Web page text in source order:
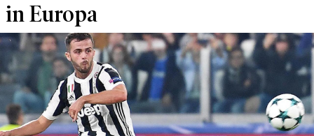
in Europa